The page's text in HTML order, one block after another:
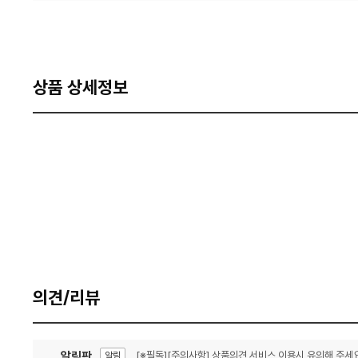
상품 상세정보
의견/리뷰
알림 [※필독][주의사항] 상품의견 서비스 이용시 유의해 주세